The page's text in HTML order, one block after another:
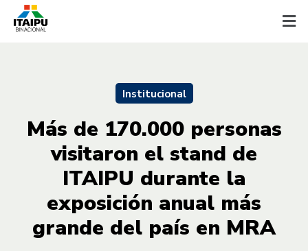
Institucional
Más de 170.000 personas
visitaron el stand de
ITAIPU durante la
exposición anual más
grande del país en MRA